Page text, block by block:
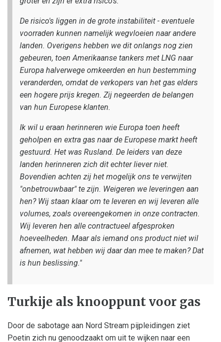
De risico's liggen in de grote instabiliteit - eventuele
voorraden kunnen namelijk wegvloeien naar andere
landen. Overigens hebben we dit onlangs nog zien
gebeuren, toen Amerikaanse tankers met LNG naar
Europa halverwege omkeerden en hun bestemming
veranderden, omdat de verkopers van het gas elders
een hogere prijs kregen. Zij negeerden de belangen
van hun Europese klanten.
Ik wil u eraan herinneren wie Europa toen heeft
geholpen en extra gas naar de Europese markt heeft
gestuurd. Het was Rusland. De leiders van deze
landen herinneren zich dit echter liever niet.
Bovendien achten zij het mogelijk ons te verwijten
"onbetrouwbaar" te zijn. Weigeren we leveringen aan
hen? Wij staan klaar om te leveren en wij leveren alle
volumes, zoals overeengekomen in onze contracten.
Wij leveren hen alle contractueel afgesproken
hoeveelheden. Maar als iemand ons product niet wil
afnemen, wat hebben wij daar dan mee te maken? Dat
is hun beslissing."
Turkije als knooppunt voor gas
Door de sabotage aan Nord Stream pijpleidingen ziet
Poetin zich nu genoodzaakt om uit te wijken naar een